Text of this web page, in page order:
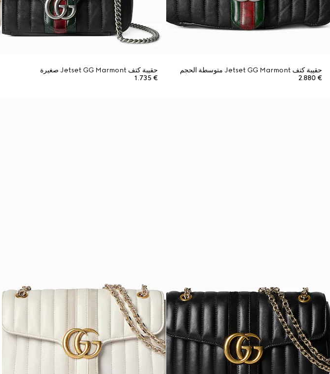
حقيبة كتف Jetset GG Marmont متوسطة الحجم
€ 2.880
حقيبة كتف Jetset GG Marmont صغيرة
€ 1.735